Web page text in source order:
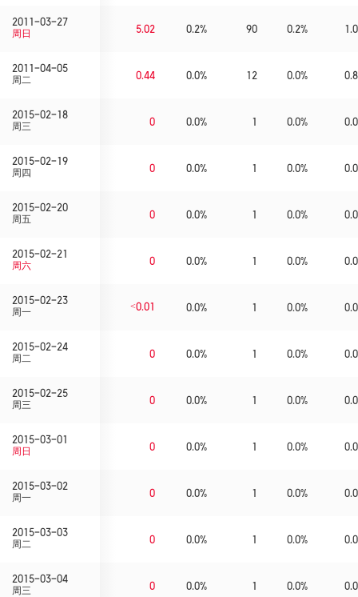
2011-03-27
周日
5.02 0.2% 90 0.2% 1.0
2011-04-05
周二
0.44 0.0% 12 0.0% 0.8
2015-02-18
周三
0 0.0% 1 0.0% 0.0
2015-02-19
周四
0 0.0% 1 0.0% 0.0
2015-02-20
周五
0 0.0% 1 0.0% 0.0
2015-02-21
周六
0 0.0% 1 0.0% 0.0
2015-02-23
周一
<0.01 0.0% 1 0.0% 0.0
2015-02-24
周二
0 0.0% 1 0.0% 0.0
2015-02-25
周三
0 0.0% 1 0.0% 0.0
2015-03-01
周日
0 0.0% 1 0.0% 0.0
2015-03-02
周一
0 0.0% 1 0.0% 0.0
2015-03-03
周二
0 0.0% 1 0.0% 0.0
2015-03-04
周三
0 0.0% 1 0.0% 0.0